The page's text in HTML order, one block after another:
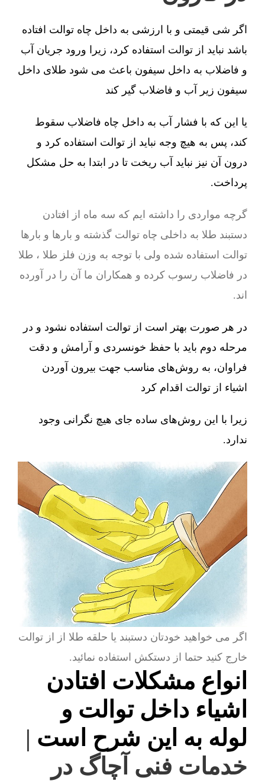
اگر شی قیمتی و با ارزشی به داخل چاه توالت افتاده
باشد نباید از توالت استفاده کرد، زیرا ورود جریان آب
و فاضلاب به داخل سیفون باعث می شود طلای داخل
سیفون زیر آب و فاضلاب گیر کند
یا این که با فشار آب به داخل چاه فاضلاب سقوط
کند، پس به هیچ وجه نباید از توالت استفاده کرد و
درون آن نیز نباید آب ریخت تا در ابتدا به حل مشکل
پرداخت.
گرچه مواردی را داشته ایم که سه ماه از افتادن
دستبند طلا به داخلی چاه توالت گذشته و بارها و بارها
توالت استفاده شده ولی با توجه به وزن فلز طلا ، طلا
در فاضلاب رسوب کرده و همکاران ما آن را در آورده
اند.
در هر صورت بهتر است از توالت استفاده نشود و در
مرحله دوم باید با حفظ خونسردی و آرامش و دقت
فراوان، به روش‌های مناسب جهت بیرون آوردن
اشیاء از توالت اقدام کرد
زیرا با این روش‌های ساده جای هیچ نگرانی وجود
ندارد.
اگر می خواهید خودتان دستبند یا حلقه طلا از از توالت
خارج کنید حتما از دستکش استفاده نمائید.
انواع مشکلات افتادن
اشیاء داخل توالت و
لوله به این شرح است |
خدمات فنی آچاگ در